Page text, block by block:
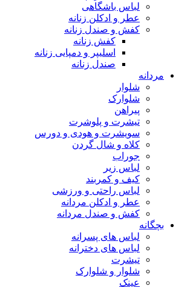
لباس باشگاهی
عطر و ادکلن زنانه
کفش و صندل زنانه
کفش زنانه
اسلیپر و دمپایی زنانه
صندل زنانه
مردانه
شلوار
شلوارک
پیراهن
تیشرت و پلوشرت
سویشرت و هودی و دورس
کلاه و شال گردن
جوراب
لباس زیر
کیف و کمربند
لباس راحتی و ورزشی
عطر و ادکلن مردانه
کفش و صندل مردانه
بچگانه
لباس های پسرانه
لباس های دخترانه
تیشرت
شلوار و شلوارک
عینک